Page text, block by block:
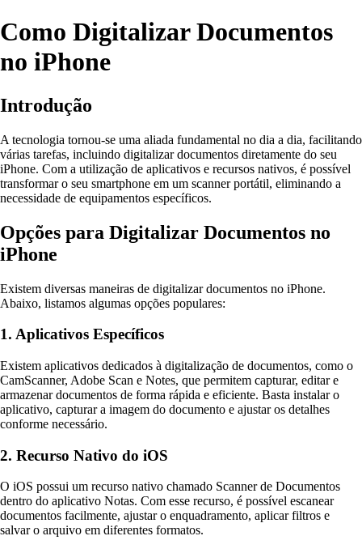
Como Digitalizar Documentos
no iPhone
Introdução
A tecnologia tornou-se uma aliada fundamental no dia a dia, facilitando
várias tarefas, incluindo digitalizar documentos diretamente do seu
iPhone. Com a utilização de aplicativos e recursos nativos, é possível
transformar o seu smartphone em um scanner portátil, eliminando a
necessidade de equipamentos específicos.
Opções para Digitalizar Documentos no
iPhone
Existem diversas maneiras de digitalizar documentos no iPhone.
Abaixo, listamos algumas opções populares:
1. Aplicativos Específicos
Existem aplicativos dedicados à digitalização de documentos, como o
CamScanner, Adobe Scan e Notes, que permitem capturar, editar e
armazenar documentos de forma rápida e eficiente. Basta instalar o
aplicativo, capturar a imagem do documento e ajustar os detalhes
conforme necessário.
2. Recurso Nativo do iOS
O iOS possui um recurso nativo chamado Scanner de Documentos
dentro do aplicativo Notas. Com esse recurso, é possível escanear
documentos facilmente, ajustar o enquadramento, aplicar filtros e
salvar o arquivo em diferentes formatos.